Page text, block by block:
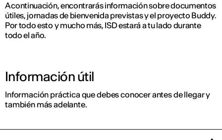
A continuación, encontrarás información sobre documentos
útiles, jornadas de bienvenida previstas y el proyecto Buddy.
Por todo esto y mucho más, ISD estará a tu lado durante
todo el año.
Información útil
Información práctica que debes conocer antes de llegar y
también más adelante.